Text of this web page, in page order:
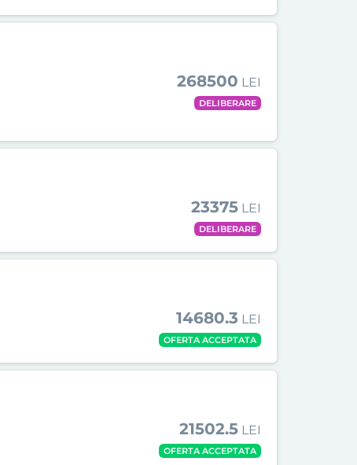
268500 LEI
DELIBERARE
23375 LEI
DELIBERARE
14680.3 LEI
OFERTA ACCEPTATA
21502.5 LEI
OFERTA ACCEPTATA